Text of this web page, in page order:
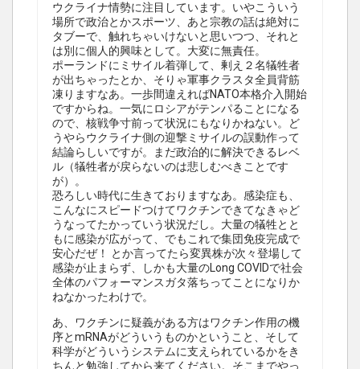
ウクライナ情勢に注目しています。いやこういう
場所で政治とかスポーツ、あと宗教の話は絶対に
タブーで、触れちゃいけないと思いつつ、それと
は別に個人的興味として。大変に無責任。
ポーランドにミサイル着弾して、剰え２名犠牲者
が出ちゃったとか、そりゃ軍事クラスタ全員背筋
凍りますなあ。一歩間違えればNATO本格介入開始
ですからね。一気にロシアがテンパることになる
ので、核戦争寸前って状況にもなりかねない。ど
うやらウクライナ側の迎撃ミサイルの誤動作って
結論らしいですが。まだ政治的に解決できるレベ
ル（犠牲者が戻らないのは悲しむべきことです
が）。
恐ろしい時代に生きておりますなあ。感染症も、
こんなにスピードつけてワクチンできてなきゃど
うなってたかっていう状況だし。大量の犠牲とと
もに感染が広がって、でもこれで集団免疫完成で
安心だぜ！ とか言ってたら変異株が次々登場して
感染が止まらず、しかも大量のLong COVIDで社会
全体のパフォーマンスガタ落ちってことになりか
ねなかったわけで。
あ、ワクチンに疑義がある方はワクチン作用の機
序とmRNAがどういうものかということ、そして
科学がどういうシステムに支えられているかをき
ちんと勉強してから来てください。そこまでやっ